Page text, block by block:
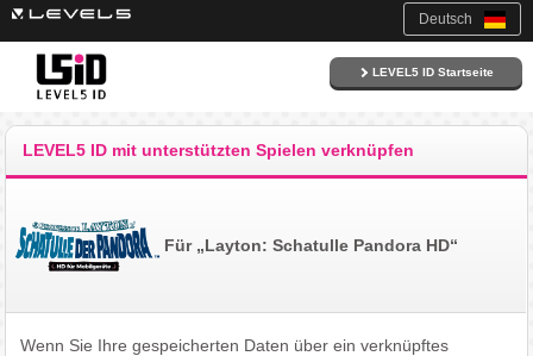
Deutsch
LEVEL5 ID Startseite
LEVEL5 ID mit unterstützten Spielen verknüpfen
Für „Layton: Schatulle Pandora HD“
Wenn Sie Ihre gespeicherten Daten über ein verknüpftes